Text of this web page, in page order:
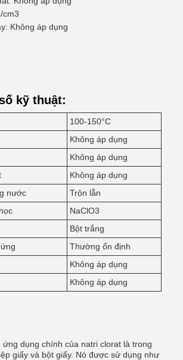
cm3
Không áp dụng
kỹ thuật:
100-150°C
Không áp dụng
Không áp dụng
Không áp dụng
nước
Trộn lẫn
NaClO3
Bột trắng
Thường ổn định
Không áp dụng
Không áp dụng
ứng dụng chính của natri clorat là trong
giấy và bột giấy. Nó được sử dụng như